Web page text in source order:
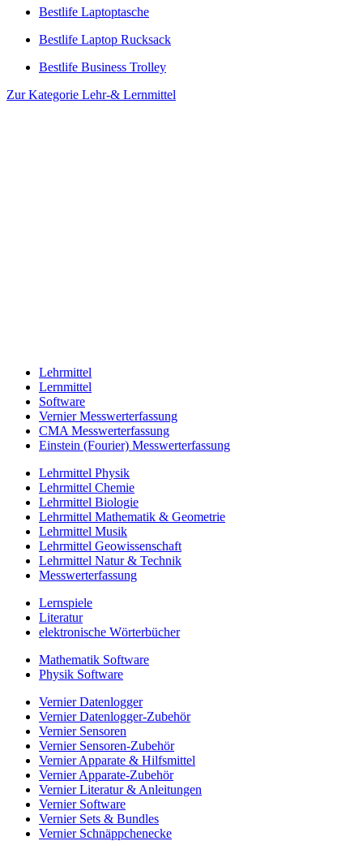
Bestlife Laptoptasche
Bestlife Laptop Rucksack
Bestlife Business Trolley
Zur Kategorie Lehr-& Lernmittel
Lehrmittel
Lernmittel
Software
Vernier Messwerterfassung
CMA Messwerterfassung
Einstein (Fourier) Messwerterfassung
Lehrmittel Physik
Lehrmittel Chemie
Lehrmittel Biologie
Lehrmittel Mathematik & Geometrie
Lehrmittel Musik
Lehrmittel Geowissenschaft
Lehrmittel Natur & Technik
Messwerterfassung
Lernspiele
Literatur
elektronische Wörterbücher
Mathematik Software
Physik Software
Vernier Datenlogger
Vernier Datenlogger-Zubehör
Vernier Sensoren
Vernier Sensoren-Zubehör
Vernier Apparate & Hilfsmittel
Vernier Apparate-Zubehör
Vernier Literatur & Anleitungen
Vernier Software
Vernier Sets & Bundles
Vernier Schnäppchenecke